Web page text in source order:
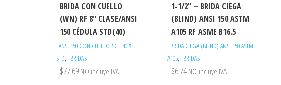
BRIDA CON CUELLO
(WN) RF 8″ CLASE/ANSI
150 CÉDULA STD(40)
ANSI 150 CON CUELLO SCH 40 &
STD, BRIDAS
$77.69 NO incluye IVA
1-1/2″ – BRIDA CIEGA
(BLIND) ANSI 150 ASTM
A105 RF ASME B16.5
BRIDA CIEGA (BLIND) ANSI 150 ASTM
A105, BRIDAS
$6.74NO incluye IVA